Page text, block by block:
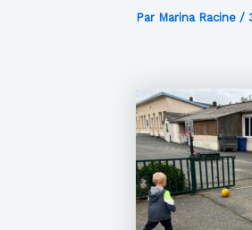
Par Marina Racine /